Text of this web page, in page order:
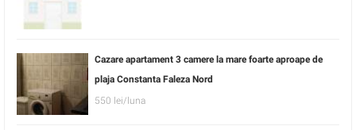
Cazare apartament 3 camere la mare foarte aproape de
plaja Constanta Faleza Nord
550 lei/luna